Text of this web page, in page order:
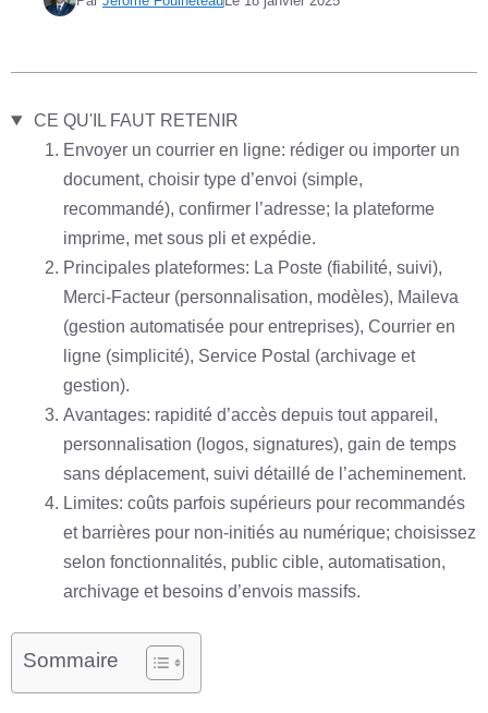
CE QU'IL FAUT RETENIR
Envoyer un courrier en ligne: rédiger ou importer un
document, choisir type d’envoi (simple,
recommandé), confirmer l’adresse; la plateforme
imprime, met sous pli et expédie.
Principales plateformes: La Poste (fiabilité, suivi),
Merci‑Facteur (personnalisation, modèles), Maileva
(gestion automatisée pour entreprises), Courrier en
ligne (simplicité), Service Postal (archivage et
gestion).
Avantages: rapidité d’accès depuis tout appareil,
personnalisation (logos, signatures), gain de temps
sans déplacement, suivi détaillé de l’acheminement.
Limites: coûts parfois supérieurs pour recommandés
et barrières pour non-initiés au numérique; choisissez
selon fonctionnalités, public cible, automatisation,
archivage et besoins d’envois massifs.
Sommaire